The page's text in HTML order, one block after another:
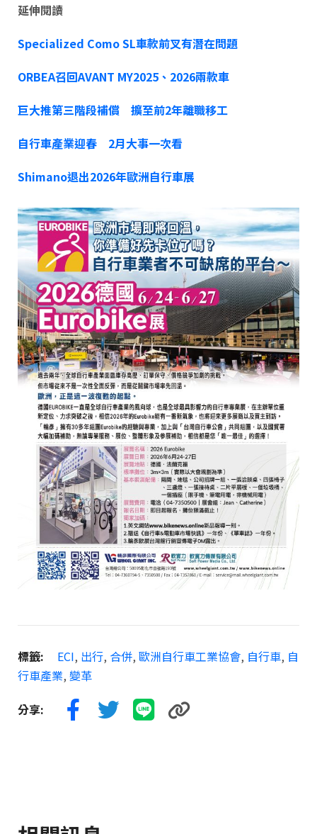
延伸閱讀
Specialized Como SL車款前叉有潛在問題
ORBEA召回AVANT MY2025、2026兩款車
巨大推第三階段補償 擴至前2年離職移工
自行車產業迎春 2月大事一次看
Shimano退出2026年歐洲自行車展
標籤: ECI, 出行, 合併, 歐洲自行車工業協會, 自行車, 自
行車產業, 變革
分享: